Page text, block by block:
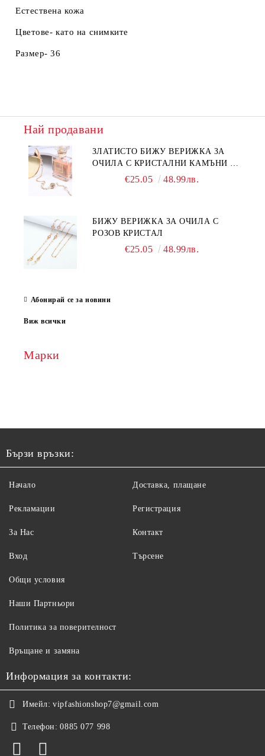
Естествена кожа
Цветове- като на снимките
Размер- 36
Най продавани
ЗЛАТИСТО БИЖУ ВЕРИЖКА ЗА
ОЧИЛА С КРИСТАЛНИ КАМЪНИ И
€25.05 48.99лв.
БИЖУ ВЕРИЖКА ЗА ОЧИЛА С
РОЗОВ КРИСТАЛ
€25.05 48.99лв.
Абонирай се за новини
Виж всички
Марки
Бързи връзки:
Начало
Рекламации
За Нас
Вход
Доставка, плащане
Регистрация
Контакт
Търсене
Общи условия
Наши Партньори
Политика за поверителност
Връщане и замяна
Информация за контакти:
Имейл: vipfashionshop7@gmail.com
Телефон: 0885 077 998